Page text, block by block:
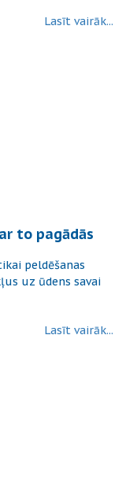
Lasīt vairāk...
to pagādās
peldēšanas
uz ūdens savai
Lasīt vairāk...